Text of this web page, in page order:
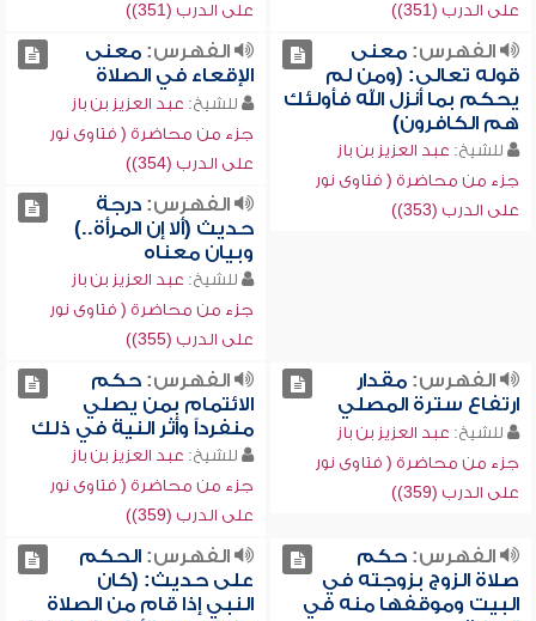
على الدرب (351))
على الدرب (351))
الفهرس:معنى
قوله تعالى: (ومن لم
يحكم بما أنزل الله فأولئك
هم الكافرون)
للشيخ: عبد العزيز بن باز
جزء من محاضرة ( فتاوى نور
على الدرب (353))
الفهرس:معنى
الإقعاء في الصلاة
للشيخ: عبد العزيز بن باز
جزء من محاضرة ( فتاوى نور
على الدرب (354))
الفهرس:درجة
حديث (ألا إن المرأة..)
وبيان معناه
للشيخ: عبد العزيز بن باز
جزء من محاضرة ( فتاوى نور
على الدرب (355))
الفهرس:مقدار
ارتفاع سترة المصلي
للشيخ: عبد العزيز بن باز
جزء من محاضرة ( فتاوى نور
على الدرب (359))
الفهرس:حكم
الائتمام بمن يصلي
منفرداً وأثر النية في ذلك
للشيخ: عبد العزيز بن باز
جزء من محاضرة ( فتاوى نور
على الدرب (359))
الفهرس:حكم
صلاة الزوج بزوجته في
البيت وموقفها منه في
الفهرس:الحكم
على حديث: (كان
النبي إذا قام من الصلاة